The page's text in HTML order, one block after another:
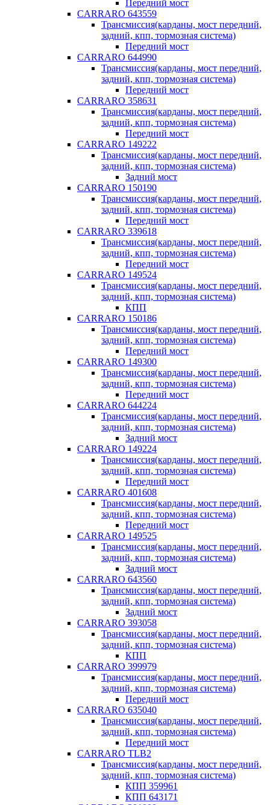
Передний мост
CARRARO 643559
Трансмиссия(карданы, мост передний,
задний, кпп, тормозная система)
Передний мост
CARRARO 644990
Трансмиссия(карданы, мост передний,
задний, кпп, тормозная система)
Передний мост
CARRARO 358631
Трансмиссия(карданы, мост передний,
задний, кпп, тормозная система)
Передний мост
CARRARO 149222
Трансмиссия(карданы, мост передний,
задний, кпп, тормозная система)
Задний мост
CARRARO 150190
Трансмиссия(карданы, мост передний,
задний, кпп, тормозная система)
Передний мост
CARRARO 339618
Трансмиссия(карданы, мост передний,
задний, кпп, тормозная система)
Передний мост
CARRARO 149524
Трансмиссия(карданы, мост передний,
задний, кпп, тормозная система)
КПП
CARRARO 150186
Трансмиссия(карданы, мост передний,
задний, кпп, тормозная система)
Передний мост
CARRARO 149300
Трансмиссия(карданы, мост передний,
задний, кпп, тормозная система)
Передний мост
CARRARO 644224
Трансмиссия(карданы, мост передний,
задний, кпп, тормозная система)
Задний мост
CARRARO 149224
Трансмиссия(карданы, мост передний,
задний, кпп, тормозная система)
Передний мост
CARRARO 401608
Трансмиссия(карданы, мост передний,
задний, кпп, тормозная система)
Передний мост
CARRARO 149525
Трансмиссия(карданы, мост передний,
задний, кпп, тормозная система)
Задний мост
CARRARO 643560
Трансмиссия(карданы, мост передний,
задний, кпп, тормозная система)
Задний мост
CARRARO 393058
Трансмиссия(карданы, мост передний,
задний, кпп, тормозная система)
КПП
CARRARO 399979
Трансмиссия(карданы, мост передний,
задний, кпп, тормозная система)
Передний мост
CARRARO 635040
Трансмиссия(карданы, мост передний,
задний, кпп, тормозная система)
Передний мост
CARRARO TLB2
Трансмиссия(карданы, мост передний,
задний, кпп, тормозная система)
КПП 359961
КПП 643171